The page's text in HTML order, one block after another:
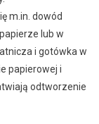
m.in. dowód
lub w
i gotówka w
papierowej i
odtworzenie